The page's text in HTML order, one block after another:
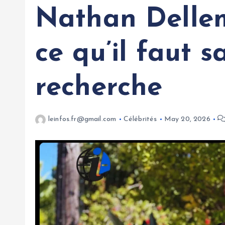
Nathan
ce qu’il faut
recherche
leinfos.fr@gmail.com Célébrités May 20, 2026